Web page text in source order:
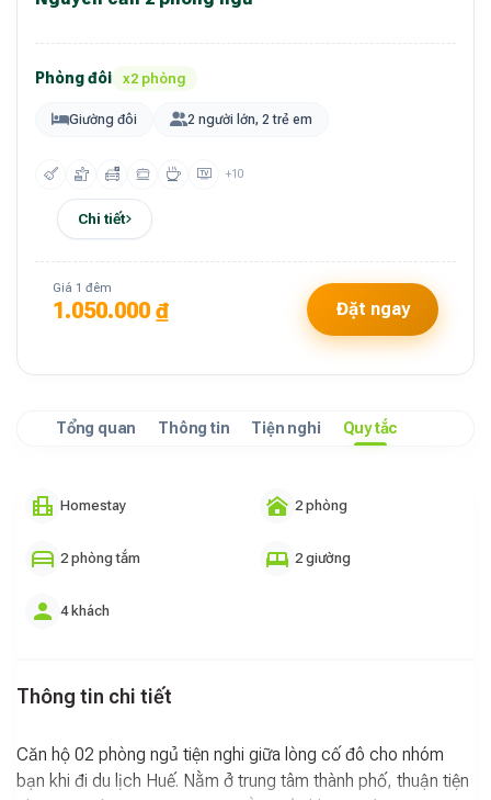
Phòng đôi x2 phòng
Giường đôi 2 người lớn, 2 trẻ em
+10
Chi tiết
Giá 1 đêm
1.050.000 ₫ Đặt ngay
Tổng quan Thông tin Tiện nghi Quy tắc
Homestay 2 phòng
2 phòng tắm 2 giường
4 khách
Thông tin chi tiết
Căn hộ 02 phòng ngủ tiện nghi giữa lòng cố đô cho nhóm
bạn khi đi du lịch Huế. Nằm ở trung tâm thành phố, thuận tiện